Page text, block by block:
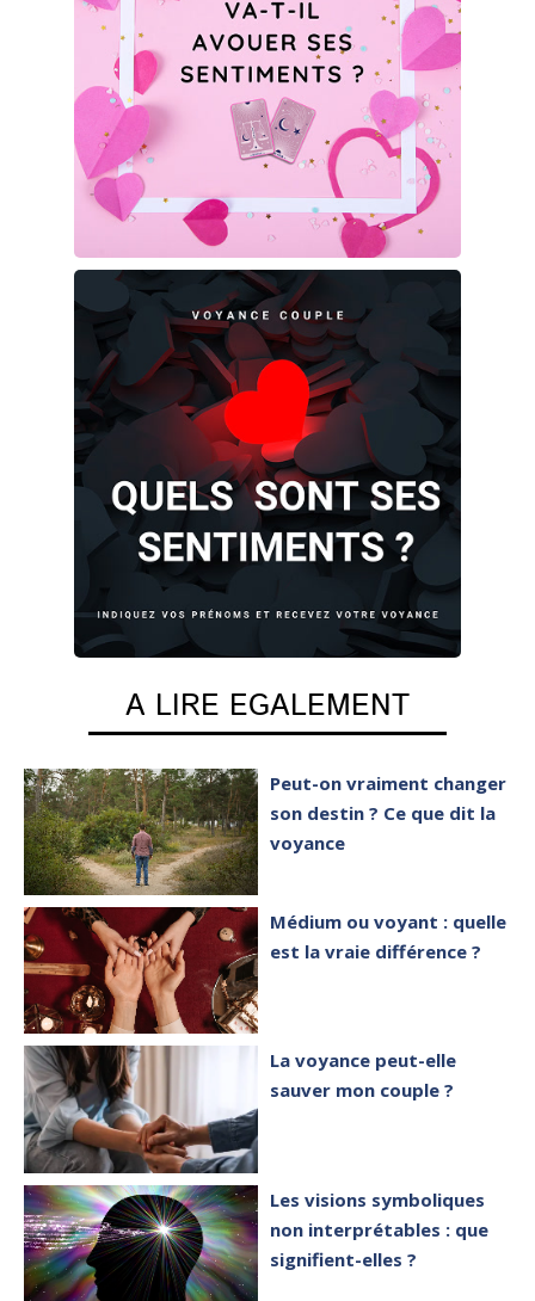
A LIRE EGALEMENT
Peut-on vraiment changer
son destin ? Ce que dit la
voyance
Médium ou voyant : quelle
est la vraie différence ?
La voyance peut-elle
sauver mon couple ?
Les visions symboliques
non interprétables : que
signifient-elles ?